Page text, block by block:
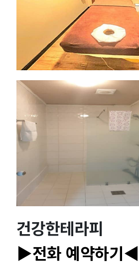
지
추
｜
마
짱건강한테라피
▶전화 예약하기◀